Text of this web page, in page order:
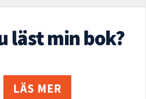
läst min bok?
LÄS MER